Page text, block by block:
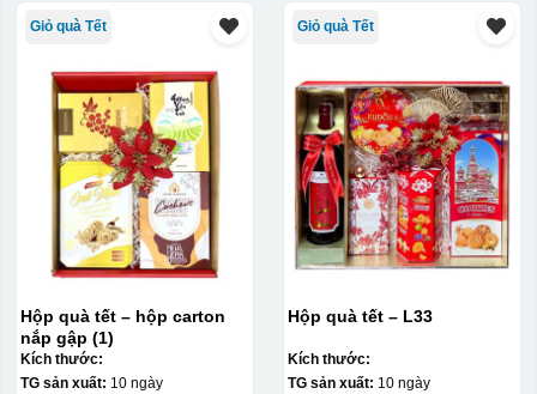
Giỏ quà Tết
Hộp quà tết – hộp carton
nắp gập (1)
Kích thước:
TG sản xuất: 10 ngày
Giỏ quà Tết
Hộp quà tết – L33
Kích thước:
TG sản xuất: 10 ngày